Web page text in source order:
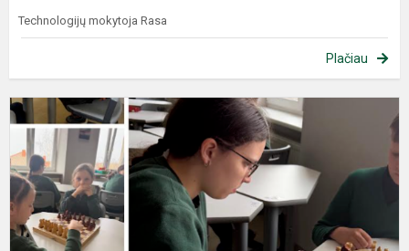
Technologijų mokytoja Rasa
Plačiau